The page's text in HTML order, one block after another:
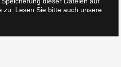
zu. Lesen Sie bitte auch unsere